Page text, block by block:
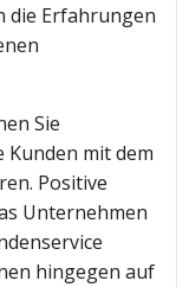
die Erfahrungen
Sie
Kunden mit dem
Positive
Unternehmen
hingegen auf